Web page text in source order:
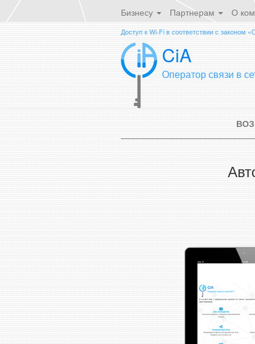
Бизнесу Партнерам О
Доступ к Wi-Fi в соответствии с законом
CiA
Оператор связи в